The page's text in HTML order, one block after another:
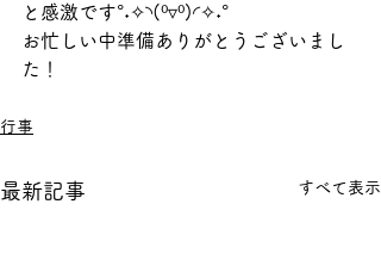
と感激です°˖✧◝(⁰▿⁰)◜✧˖°
お忙しい中準備ありがとうございまし
た！
行事
最新記事 すべて表示